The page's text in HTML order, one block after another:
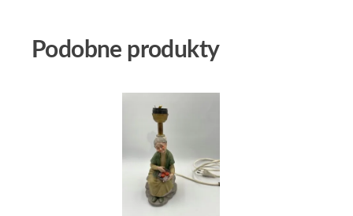
Podobne produkty